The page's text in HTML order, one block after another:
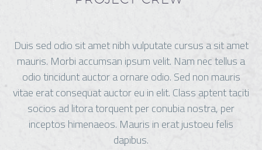
Duis sed odio sit amet nibh vulputate cursus a sit amet
mauris. Morbi accumsan ipsum velit. Nam nec tellus a
odio tincidunt auctor a ornare odio. Sed non mauris
vitae erat consequat auctor eu in elit. Class aptent taciti
socios ad litora torquent per conubia nostra, per
inceptos himenaeos. Mauris in erat justoeu felis
dapibus.